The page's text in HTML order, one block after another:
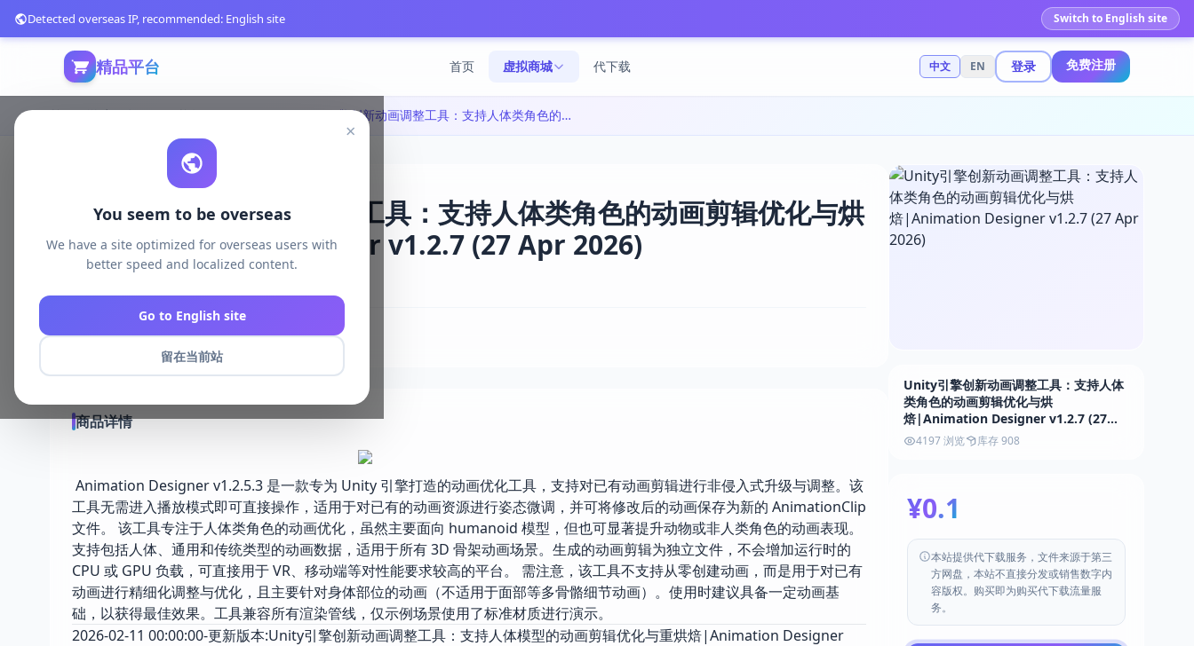
精品平台 首页 虚拟商城 代下载 中文 EN 登录 免费注册
Detected overseas IP, recommended: English site Switch to English site
×
You seem to be overseas
We have a site optimized for overseas users with
better speed and localized content.
Go to English site
留在当前站
首页 游戏开发 unity资源 Unity Tools Unity引擎创新动画调整工具：支持人体类角色的动画剪辑优化与烘焙|Animation Designer v1.2.7 (27 Apr 2026)
Unity引擎创新动画调整工具：支持人体类角色的动画剪辑优化与烘
焙|Animation Designer v1.2.7 (27 Apr 2026)
# 动画 # 工具 # 优化 # 3D
商品详情
Animation Designer v1.2.5.3 是一款专为 Unity 引擎打造的动画优化工具，支持对已有动画剪辑进行非侵入式升级与调整。该
工具无需进入播放模式即可直接操作，适用于对已有的动画资源进行姿态微调，并可将修改后的动画保存为新的 AnimationClip
文件。 该工具专注于人体类角色的动画优化，虽然主要面向 humanoid 模型，但也可显著提升动物或非人类角色的动画表现。
支持包括人体、通用和传统类型的动画数据，适用于所有 3D 骨架动画场景。生成的动画剪辑为独立文件，不会增加运行时的
CPU 或 GPU 负载，可直接用于 VR、移动端等对性能要求较高的平台。 需注意，该工具不支持从零创建动画，而是用于对已有
动画进行精细化调整与优化，且主要针对身体部位的动画（不适用于面部等多骨骼细节动画）。使用时建议具备一定动画基
础，以获得最佳效果。工具兼容所有渲染管线，仅示例场景使用了标准材质进行演示。
2026-02-11 00:00:00-更新版本:Unity引擎创新动画调整工具：支持人体模型的动画剪辑优化与重烘焙|Animation Designer
Unity引擎创新动画调整工具：支持人体
类角色的动画剪辑优化与烘
焙|Animation Designer v1.2.7 (27
Apr 2026)
4197 浏览 库存 908
¥0.1
本站提供代下载服务，文件来源于第三
方网盘，本站不直接分发或销售数字内
容版权。购买即为购买代下载流量服
务。